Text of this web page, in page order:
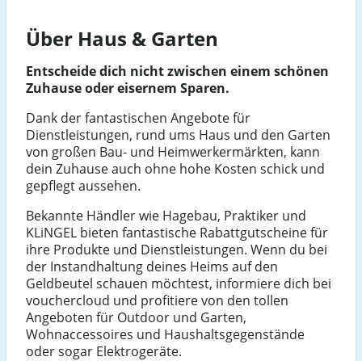
Über Haus & Garten
Entscheide dich nicht zwischen einem schönen
Zuhause oder eisernem Sparen.
Dank der fantastischen Angebote für
Dienstleistungen, rund ums Haus und den Garten
von großen Bau- und Heimwerkermärkten, kann
dein Zuhause auch ohne hohe Kosten schick und
gepflegt aussehen.
Bekannte Händler wie Hagebau, Praktiker und
KLiNGEL bieten fantastische Rabattgutscheine für
ihre Produkte und Dienstleistungen. Wenn du bei
der Instandhaltung deines Heims auf den
Geldbeutel schauen möchtest, informiere dich bei
vouchercloud und profitiere von den tollen
Angeboten für Outdoor und Garten,
Wohnaccessoires und Haushaltsgegenstände
oder sogar Elektrogeräte.